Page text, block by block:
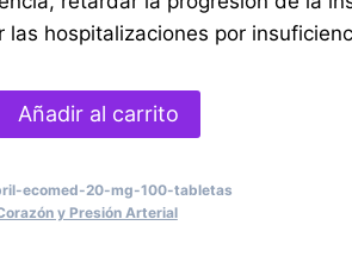
las hospitalizaciones por
Añadir al carrito
ecomed-20-mg-100-tabletas
y Presión Arterial